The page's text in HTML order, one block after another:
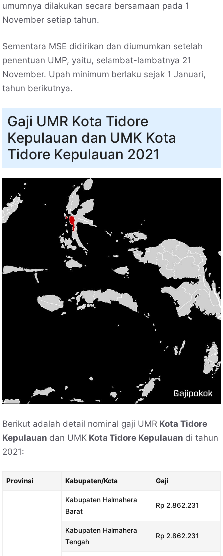
umumnya dilakukan secara bersamaan pada 1
November setiap tahun.
Sementara MSE didirikan dan diumumkan setelah
penentuan UMP, yaitu, selambat-lambatnya 21
November. Upah minimum berlaku sejak 1 Januari,
tahun berikutnya.
Gaji UMR Kota Tidore
Kepulauan dan UMK Kota
Tidore Kepulauan 2021
Berikut adalah detail nominal gaji UMR Kota Tidore
Kepulauan dan UMK Kota Tidore Kepulauan di tahun
2021:
Provinsi Kabupaten/Kota Gaji
Kabupaten Halmahera
Barat
Rp 2.862.231
Kabupaten Halmahera
Tengah
Rp 2.862.231